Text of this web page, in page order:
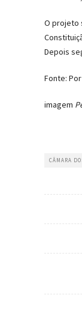
O projeto
Depois
Fonte:
imagem
CÂMARA